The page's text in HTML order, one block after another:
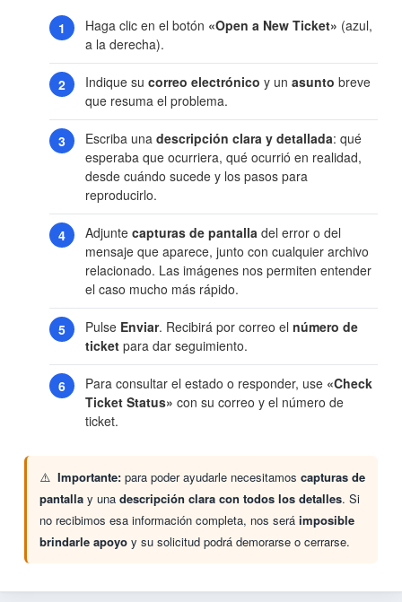
Haga clic en el botón «Open a New Ticket» (azul,
a la derecha).
Indique su correo electrónico y un asunto breve
que resuma el problema.
Escriba una descripción clara y detallada: qué
esperaba que ocurriera, qué ocurrió en realidad,
desde cuándo sucede y los pasos para
reproducirlo.
Adjunte capturas de pantalla del error o del
mensaje que aparece, junto con cualquier archivo
relacionado. Las imágenes nos permiten entender
el caso mucho más rápido.
Pulse Enviar. Recibirá por correo el número de
ticketpara dar seguimiento.
Para consultar el estado o responder, use «Check
Ticket Status» con su correo y el número de
ticket.
Importante:para poder ayudarle necesitamos capturas de
pantallay una descripción clara con todos los detalles. Si
no recibimos esa información completa, nos será imposible
brindarle apoyoy su solicitud podrá demorarse o cerrarse.